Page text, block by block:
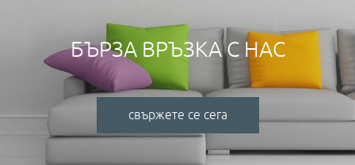
БЪРЗА ВРЪЗКА С НАС
свържете се сега